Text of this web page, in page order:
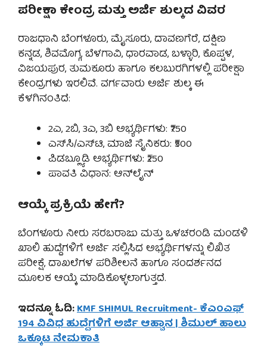
ಪರೀಕ್ಷಾ ಕೇಂದ್ರ ಮತ್ತು ಅರ್ಜಿ ಶುಲ್ಕದ ವಿವರ
ರಾಜಧಾನಿ ಬೆಂಗಳೂರು, ಮೈಸೂರು, ದಾವಣಗೆರೆ, ದಕ್ಷಿಣ
ಕನ್ನಡ, ಶಿವಮೊಗ್ಗ, ಬೆಳಗಾವಿ, ಧಾರವಾಡ, ಬಳ್ಳಾರಿ, ಕೊಪ್ಪಳ,
ವಿಜಯಪುರ, ತುಮಕೂರು ಹಾಗೂ ಕಲಬುರಗಿಗಳಲ್ಲಿ ಪರೀಕ್ಷಾ
ಕೇಂದ್ರಗಳು ಇರಲಿವೆ. ವರ್ಗವಾರು ಅರ್ಜಿ ಶುಲ್ಕ ಈ
ಕೆಳಗಿನಂತಿದೆ:
2ಎ, 2ಬಿ, 3ಎ, 3ಬಿ ಅಭ್ಯರ್ಥಿಗಳು: ₹750
ಎಸ್‌ಸಿ/ಎಸ್‌ಟಿ, ಮಾಜಿ ಸೈನಿಕರು: ₹500
ಪಿಡಬ್ಲ್ಯೂಡಿ ಅಭ್ಯರ್ಥಿಗಳು: ₹250
ಪಾವತಿ ವಿಧಾನ: ಆನ್‌ಲೈನ್
ಆಯ್ಕೆ ಪ್ರಕ್ರಿಯೆ ಹೇಗೆ?
ಬೆಂಗಳೂರು ನೀರು ಸರಬರಾಜು ಮತ್ತು ಒಳಚರಂಡಿ ಮಂಡಳಿ
ಖಾಲಿ ಹುದ್ದೆಗಳಿಗೆ ಅರ್ಜಿ ಸಲ್ಲಿಸಿದ ಅಭ್ಯರ್ಥಿಗಳನ್ನು ಲಿಖಿತ
ಪರೀಕ್ಷೆ, ದಾಖಲೆಗಳ ಪರಿಶೀಲನೆ ಹಾಗೂ ಸಂದರ್ಶನದ
ಮೂಲಕ ಆಯ್ಕೆ ಮಾಡಿಕೊಳ್ಳಲಾಗುತ್ತದೆ.
ಇದನ್ನೂ ಓದಿ:KMF SHIMUL Recruitment- ಕೆಎಂಎಫ್
194 ವಿವಿಧ ಹುದ್ದೆಗಳಿಗೆ ಅರ್ಜಿ ಆಹ್ವಾನ | ಶಿಮುಲ್ ಹಾಲು
ಒಕ್ಕೂಟ ನೇಮಕಾತಿ